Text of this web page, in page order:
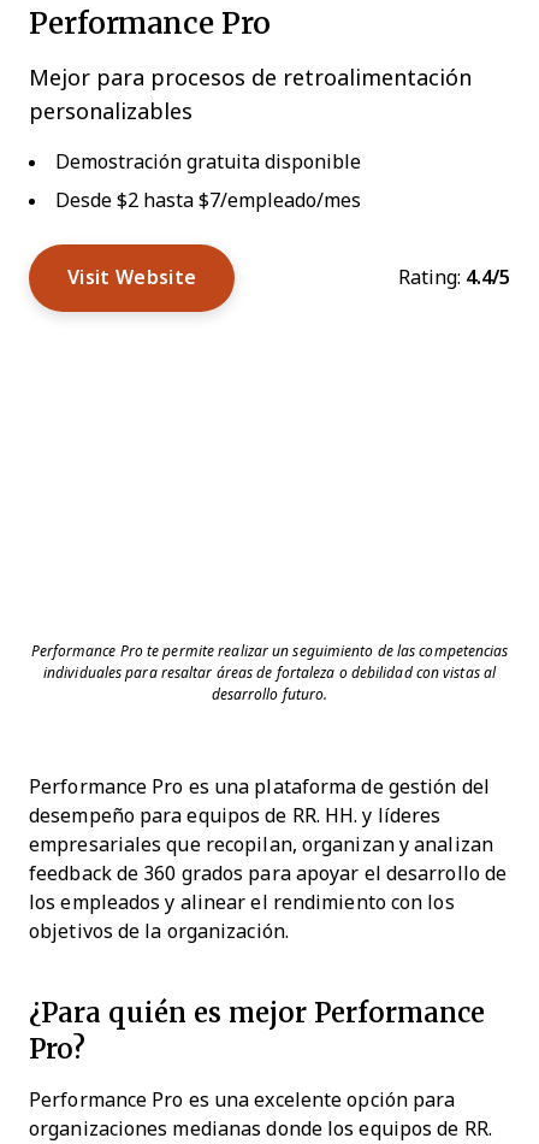
Performance Pro
Mejor para procesos de retroalimentación
personalizables
Demostración gratuita disponible
Desde $2 hasta $7/empleado/mes
Visit Website Rating: 4.4/5
Performance Pro te permite realizar un seguimiento de las competencias
individuales para resaltar áreas de fortaleza o debilidad con vistas al
desarrollo futuro.
Performance Pro es una plataforma de gestión del
desempeño para equipos de RR. HH. y líderes
empresariales que recopilan, organizan y analizan
feedback de 360 grados para apoyar el desarrollo de
los empleados y alinear el rendimiento con los
objetivos de la organización.
¿Para quién es mejor Performance
Pro?
Performance Pro es una excelente opción para
organizaciones medianas donde los equipos de RR.